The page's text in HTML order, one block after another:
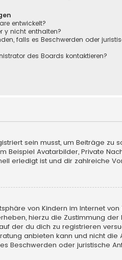
entwickelt?
y nicht enthalten?
falls es Beschwerden oder
des Boards kontaktieren?
sein musst, um Beiträge zu
Beispiel Avatarbilder, Private
erledigt ist und dir zahlreiche
von Kindern im Internet von
hierzu die Zustimmung der
der du dich zu registrieren
anbieten kann und nicht die
Beschwerden oder juristische